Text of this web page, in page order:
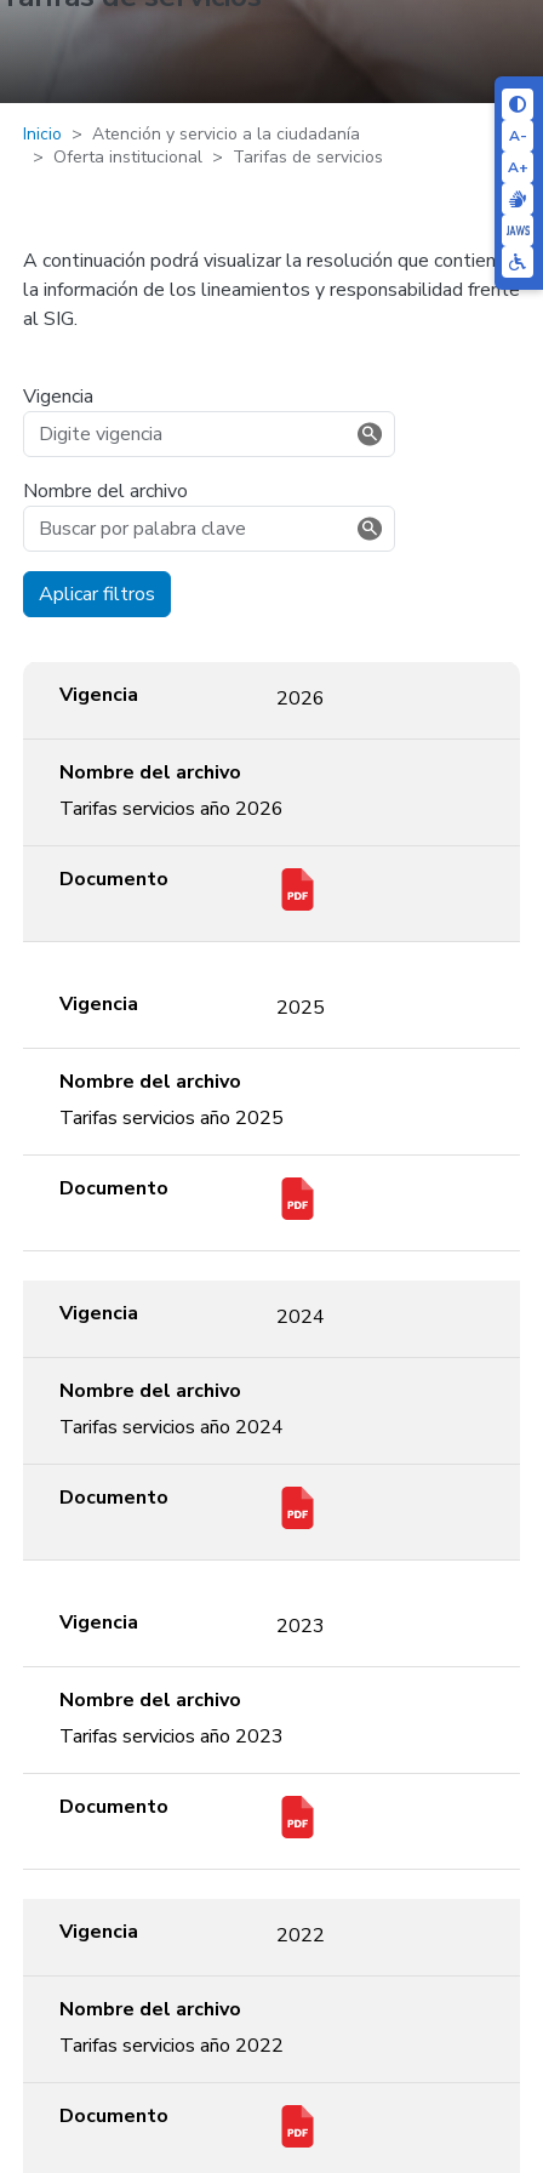
A-
A+
Inicio
Atención y servicio a la ciudadanía
Oferta institucional
Tarifas de servicios
A continuación podrá visualizar la resolución que contiene
la información de los lineamientos y responsabilidad frente
al SIG.
Vigencia
Nombre del archivo
Aplicar filtros
Vigencia
2026
Nombre del archivo
Tarifas servicios año 2026
Documento
Vigencia 2025
Nombre del archivo
Tarifas servicios año 2025
Documento
Vigencia 2024
Nombre del archivo
Tarifas servicios año 2024
Documento
Vigencia 2023
Nombre del archivo
Tarifas servicios año 2023
Documento
Vigencia 2022
Nombre del archivo
Tarifas servicios año 2022
Documento